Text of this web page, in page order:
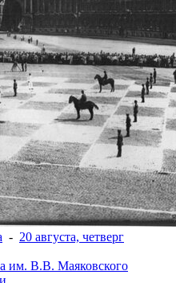
- 20 августа, четверг
им. В.В. Маяковского